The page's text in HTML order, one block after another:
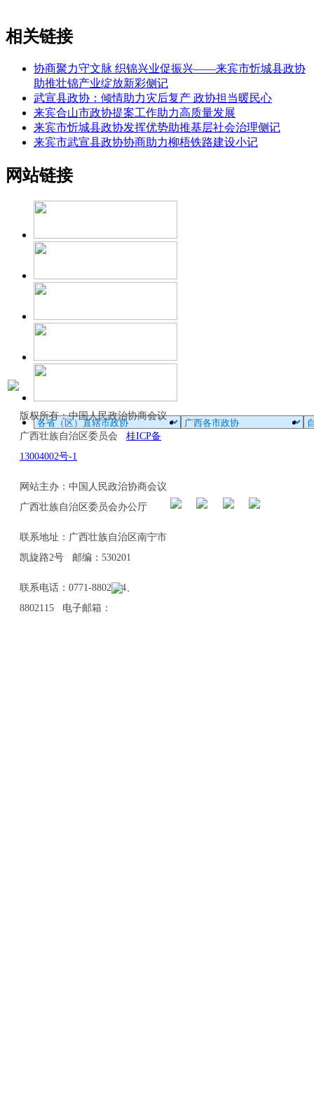
相关链接
协商聚力守文脉 织锦兴业促振兴——来宾市忻城县政协
助推壮锦产业绽放新彩侧记
武宣县政协：倾情助力灾后复产 政协担当暖民心
来宾合山市政协提案工作助力高质量发展
来宾市忻城县政协发挥优势助推基层社会治理侧记
来宾市武宣县政协协商助力柳梧铁路建设小记
网站链接
版权所有：中国人民政治协商会议
广西壮族自治区委员会 桂ICP备
13004002号-1
网站主办：中国人民政治协商会议
广西壮族自治区委员会办公厅
联系地址：广西壮族自治区南宁市
凯旋路2号 邮编：530201
联系电话：0771-8802114、
8802115 电子邮箱：